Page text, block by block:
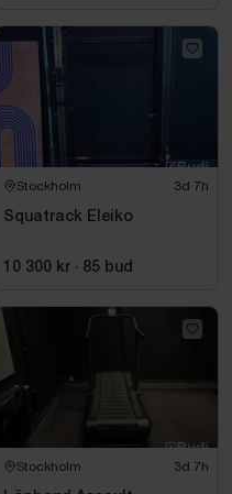
Stockholm 3d 7h
Squatrack Eleiko
10 300 kr · 85 bud
Stockholm 3d 7h